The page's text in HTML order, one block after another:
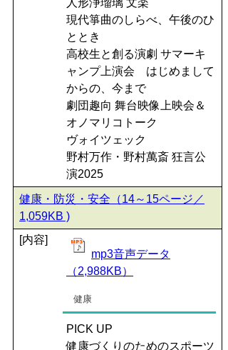
人形浄瑠璃 文楽
現代箏曲のしらべ、午後のひ
ととき
高校生と創る演劇 サマーキ
ャンプ上演会 はじめまして
からの、今まで
劇団趣向 舞台映像上映会＆
オノマリコトーク
ヴォイツェック
野村万作・野村萬斎 狂言公
演2025
健康・防災・安全（14～15ページ／
1,059KB )
[内容]
mp3音声データ
（2,988KB）
健康
PICK UP
健康づくりのためのスポーツ